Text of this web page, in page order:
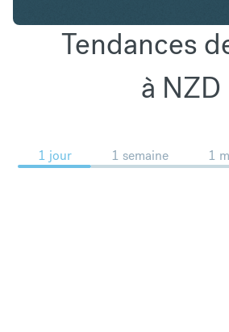
Tendances
à NZD
1 jour 1 semaine 1